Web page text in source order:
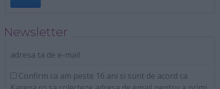
Newsletter
adresa ta de e-mail
Confirm ca am peste 16 ani si sunt de acord ca